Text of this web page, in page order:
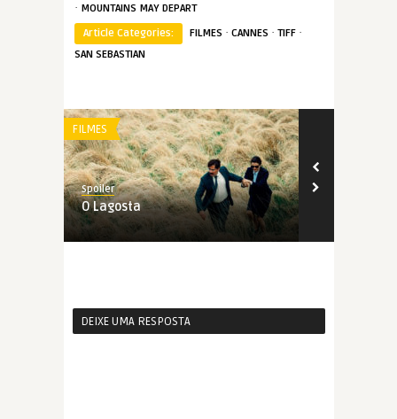
· MOUNTAINS MAY DEPART
Article Categories:
FILMES · CANNES · TIFF ·
SAN SEBASTIAN
FILMES
Spoiler
O Lagosta
DEIXE UMA RESPOSTA